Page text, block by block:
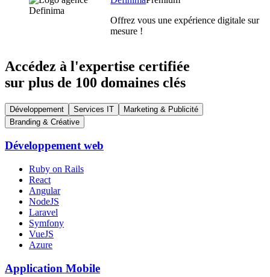
Offrez vous une expérience digitale sur
mesure !
Accédez à l'expertise certifiée
sur plus de 100 domaines clés
Développement Services IT
Marketing & Publicité
Branding & Créative
Développement web
Ruby on Rails
React
Angular
NodeJS
Laravel
Symfony
VueJS
Azure
Application Mobile